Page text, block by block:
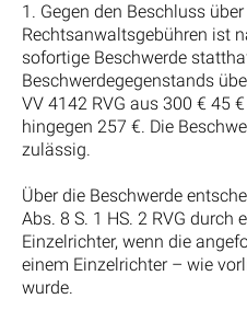
1. Gegen den Beschluss
Rechtsanwaltsgebühren ist
sofortige Beschwerde
Beschwerdegegenstands
VV 4142 RVG aus 300 € 45
hingegen 257 €. Die
zulässig.
Über die Beschwerde
Abs. 8 S. 1 HS. 2 RVG durch
Einzelrichter, wenn die
einem Einzelrichter – wie
wurde.